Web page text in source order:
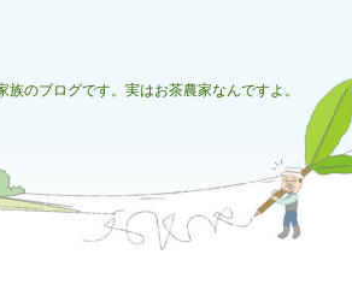
のブログです。実はお茶農家なんですよ。